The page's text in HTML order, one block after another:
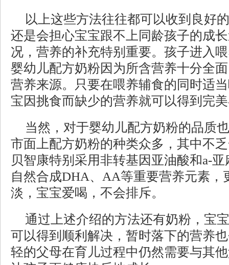
以上这些方法往往都可以收到良好
还是会担心宝宝跟不上同龄孩子的成
况，营养的补充特别重要。孩子进入
婴幼儿配方奶粉因为所含营养十分全
营养来源。只要在喂养辅食的同时适
宝因挑食而缺少的营养就可以得到完
当然，对于婴幼儿配方奶粉的品质
市面上配方奶粉的种类众多，其中不
贝智康特别采用非转基因亚油酸和a-
自然合成DHA、AA等重要营养元素，
淡，宝宝爱喝，不会排斥。
通过上述介绍的方法还有奶粉，宝
可以得到顺利解决，暂时落下的营养
轻的父母在育儿过程中仍然需要与其